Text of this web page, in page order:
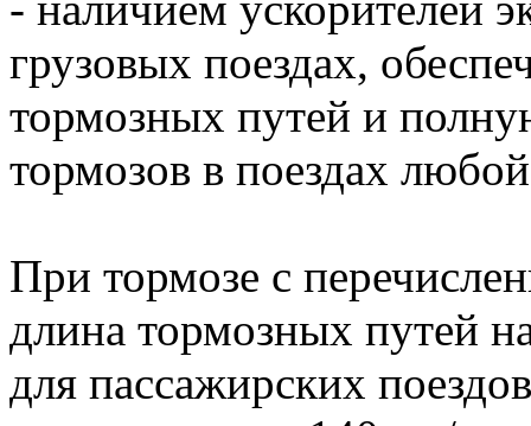
грузовых поездах,
тормозных путей и
тормозов в поездах
При тормозе с
длина тормозных путей
для пассажирских